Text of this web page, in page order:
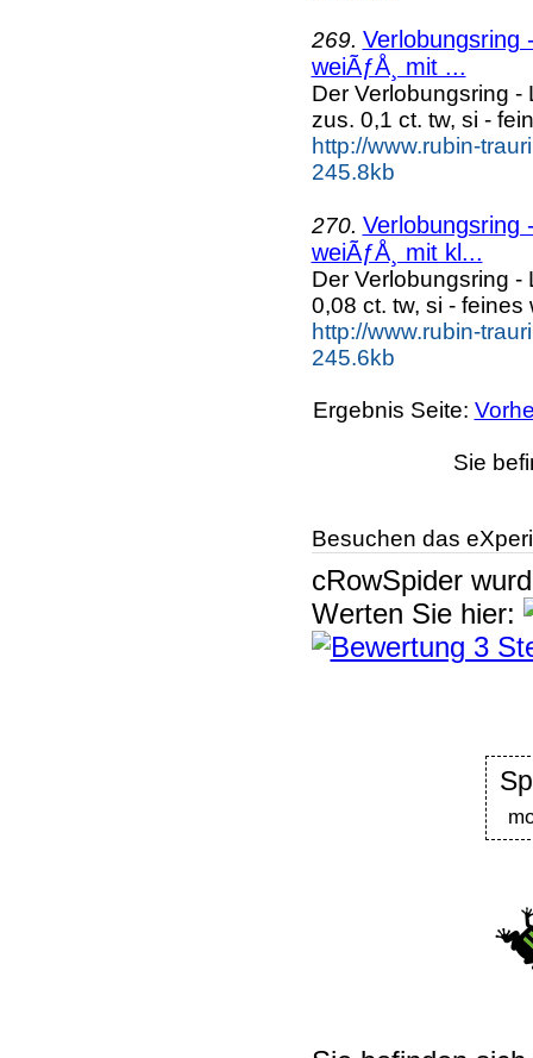
269. Verlobungsring
weiÃƒÅ¸ mit ...
Der Verlobungsring -
zus. 0,1 ct. tw, si -
http://www.rubin-
245.8kb
270. Verlobungsring
weiÃƒÅ¸ mit kl...
Der Verlobungsring -
0,08 ct. tw, si - feines
http://www.rubin-
245.6kb
Ergebnis Seite:
Sie
Besuchen das
cRowSpider
Werten Sie hier: